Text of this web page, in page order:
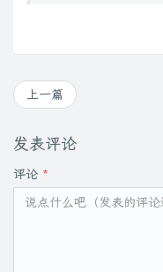
上一篇
发表评论
评论 *